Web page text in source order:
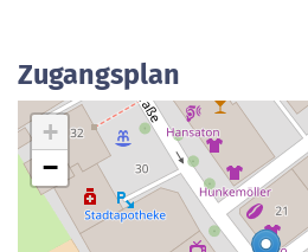
Zugangsplan
+
−